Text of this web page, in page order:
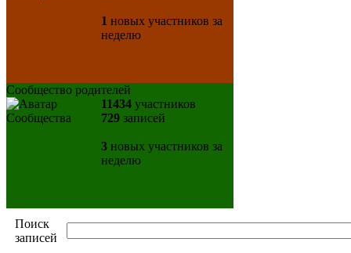
1 новых участников за
неделю
Сообщество родителей
11434 участников
729 записей
3 новых участников за
неделю
Поиск
записей